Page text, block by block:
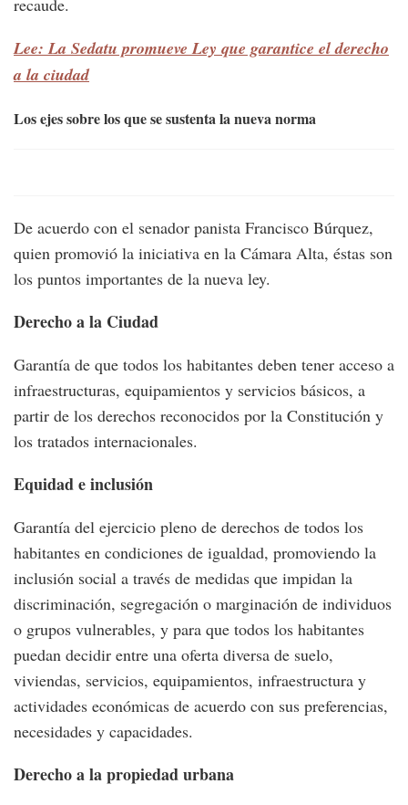
recaude.
Lee: La Sedatu promueve Ley que garantice el derecho
a la ciudad
Los ejes sobre los que se sustenta la nueva norma
De acuerdo con el senador panista Francisco Búrquez,
quien promovió la iniciativa en la Cámara Alta, éstas son
los puntos importantes de la nueva ley.
Derecho a la Ciudad
Garantía de que todos los habitantes deben tener acceso a
infraestructuras, equipamientos y servicios básicos, a
partir de los derechos reconocidos por la Constitución y
los tratados internacionales.
Equidad e inclusión
Garantía del ejercicio pleno de derechos de todos los
habitantes en condiciones de igualdad, promoviendo la
inclusión social a través de medidas que impidan la
discriminación, segregación o marginación de individuos
o grupos vulnerables, y para que todos los habitantes
puedan decidir entre una oferta diversa de suelo,
viviendas, servicios, equipamientos, infraestructura y
actividades económicas de acuerdo con sus preferencias,
necesidades y capacidades.
Derecho a la propiedad urbana